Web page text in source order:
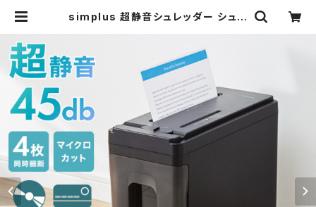
simplus 超静音シュレッダー シュレ
クト 個人情報 定格3枚 10分連続使
用 カード CD/DVD 7.5L シンプラス
SP-SRD03 | simplus シンプラス
Official Store